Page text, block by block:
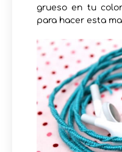
grueso en tu
para hacer esta